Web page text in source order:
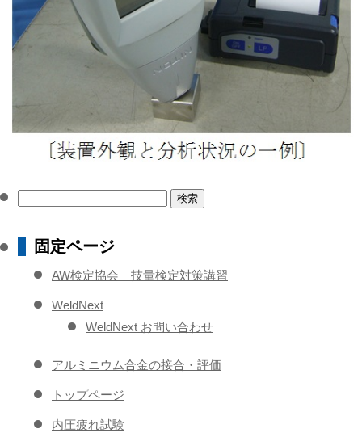
固定ページ
AW検定協会 技量検定対策講習
WeldNext
WeldNext お問い合わせ
アルミニウム合金の接合・評価
トップページ
内圧疲れ試験